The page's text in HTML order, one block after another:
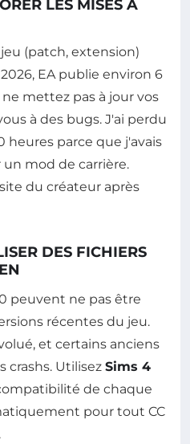
LES MISES À
(patch, extension)
EA publie environ 6
mettez pas à jour vos
à des bugs. J'ai perdu
heures parce que j'avais
mod de carrière.
du créateur après
DES FICHIERS
peuvent ne pas être
récentes du jeu.
et certains anciens
crashs. Utilisez Sims 4
de chaque
pour tout CC